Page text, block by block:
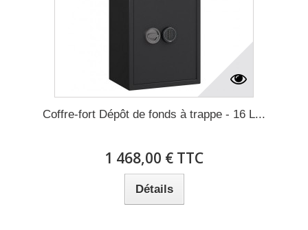
Coffre-fort Dépôt de fonds à trappe - 16 L...
1 468,00 € TTC
Détails